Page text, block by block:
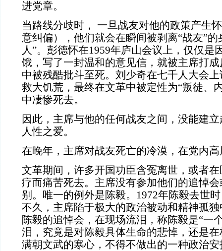
进党章。
当路线分歧时， 一旦战友对他的政策产生
意纠偏），他们就会在瞬间被剥离“战友”的
人”。彭德怀在1959年庐山会议上，仅仅是
饿，写了一封温和的意见信，就被主席打
中被残酷批斗至死。刘少奇在七千人大会
救大饥荒，最终在文革中被定性为“叛徒、
中凄惨死去。
因此，主席与他的任何战友之间，没能建
人性之爱。
在晚年，主席对战友死亡的冷漠，在党内
文革期间，许多开国功臣含冤离世，或者
疗而痛苦死去。主席没有参加他们的追悼
别。唯一的例外是陈毅。1972年陈毅去世
不久，主席陷于极大的政治被动和精神孤
陈毅的追悼会，在现场流泪，称陈毅是“一
泪，究竟是对陈毅具体生命的悲悼，还是
满朝文武的寒心，不得不做出的一种政治